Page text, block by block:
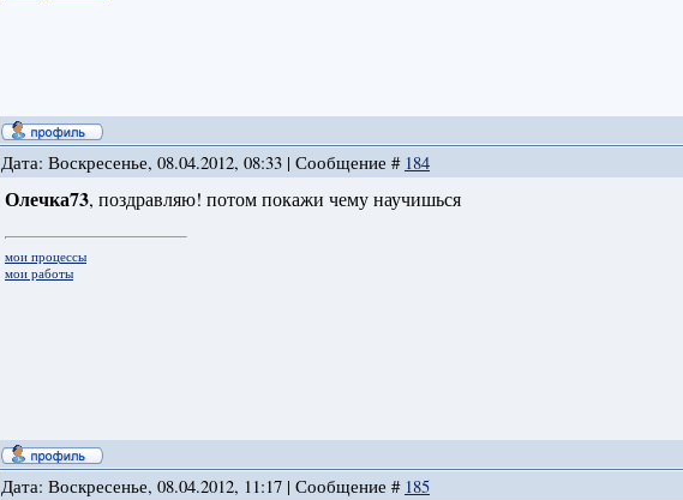
Дата: Воскресенье, 08.04.2012, 08:33 | Сообщение # 184
Олечка73, поздравляю! потом покажи чему научишься
мои процессы
мои работы
Дата: Воскресенье, 08.04.2012, 11:17 | Сообщение # 185